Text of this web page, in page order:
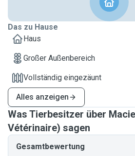
Das zu Hause
Haus
Großer Außenbereich
Vollständig eingezäunt
Alles anzeigen
Was Tierbesitzer über
Vétérinaire) sagen
Gesamtbewertung